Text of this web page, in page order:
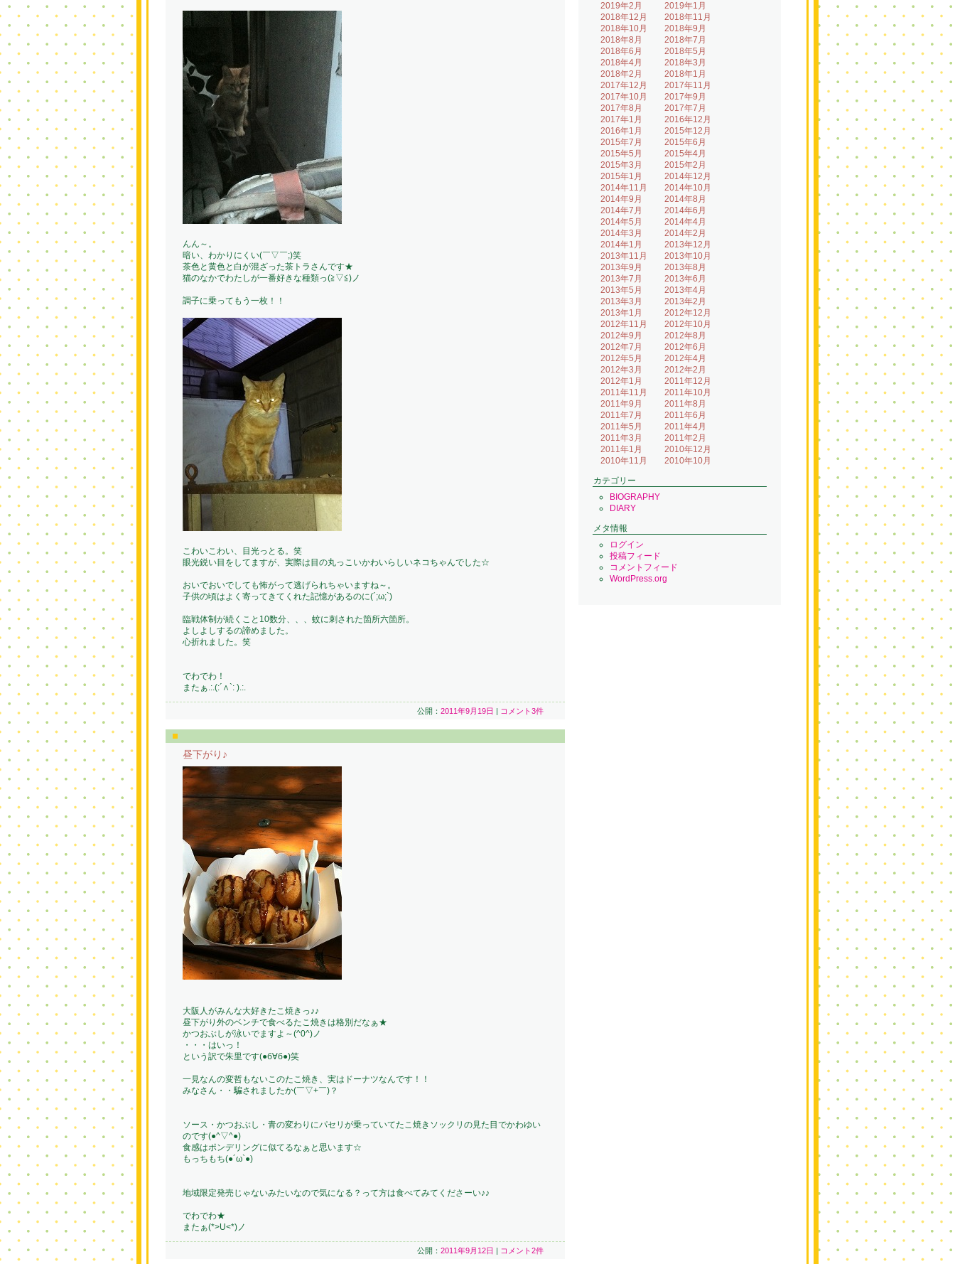
んん～。
暗い、わかりにくい(￣▽￣;)笑
茶色と黄色と白が混ざった茶トラさんです★
猫のなかでわたしが一番好きな種類っ(≧▽≦)ノ
調子に乗ってもう一枚！！
こわいこわい、目光っとる。笑
眼光鋭い目をしてますが、実際は目の丸っこいかわいらしいネコちゃんでした☆
おいでおいでしても怖がって逃げられちゃいますね～。
子供の頃はよく寄ってきてくれた記憶があるのに(´;ω;`)
臨戦体制が続くこと10数分、、、蚊に刺された箇所六箇所。
よしよしするの諦めました。
心折れました。笑
でわでわ！
またぁ.:.(:´∧`: ).:.
公開： 2011年9月19日 | コメント3件
昼下がり♪
大阪人がみんな大好きたこ焼きっ♪♪
昼下がり外のベンチで食べるたこ焼きは格別だなぁ★
かつおぶしが泳いでますよ～(^0^)ノ
・・・はいっ！
という訳で朱里です(●б∀б●)笑
一見なんの変哲もないこのたこ焼き、実はドーナツなんです！！
みなさん・・騙されましたか(￣▽+￣)？
ソース・かつおぶし・青の変わりにパセリが乗っていてたこ焼きソックリの見た目でかわゆい
のです(●^▽^●)
食感はポンデリングに似てるなぁと思います☆
もっちもち(●´ω`●)
地域限定発売じゃないみたいなので気になる？って方は食べてみてくださーい♪♪
でわでわ★
またぁ(*>U<*)ノ
公開： 2011年9月12日 | コメント2件
2019年2月
2019年1月
2018年12月
2018年11月
2018年10月
2018年9月
2018年8月
2018年7月
2018年6月
2018年5月
2018年4月
2018年3月
2018年2月
2018年1月
2017年12月
2017年11月
2017年10月
2017年9月
2017年8月
2017年7月
2017年1月
2016年12月
2016年1月
2015年12月
2015年7月
2015年6月
2015年5月
2015年4月
2015年3月
2015年2月
2015年1月
2014年12月
2014年11月
2014年10月
2014年9月
2014年8月
2014年7月
2014年6月
2014年5月
2014年4月
2014年3月
2014年2月
2014年1月
2013年12月
2013年11月
2013年10月
2013年9月
2013年8月
2013年7月
2013年6月
2013年5月
2013年4月
2013年3月
2013年2月
2013年1月
2012年12月
2012年11月
2012年10月
2012年9月
2012年8月
2012年7月
2012年6月
2012年5月
2012年4月
2012年3月
2012年2月
2012年1月
2011年12月
2011年11月
2011年10月
2011年9月
2011年8月
2011年7月
2011年6月
2011年5月
2011年4月
2011年3月
2011年2月
2011年1月
2010年12月
2010年11月
2010年10月
カテゴリー
BIOGRAPHY
DIARY
メタ情報
ログイン
投稿フィード
コメントフィード
WordPress.org